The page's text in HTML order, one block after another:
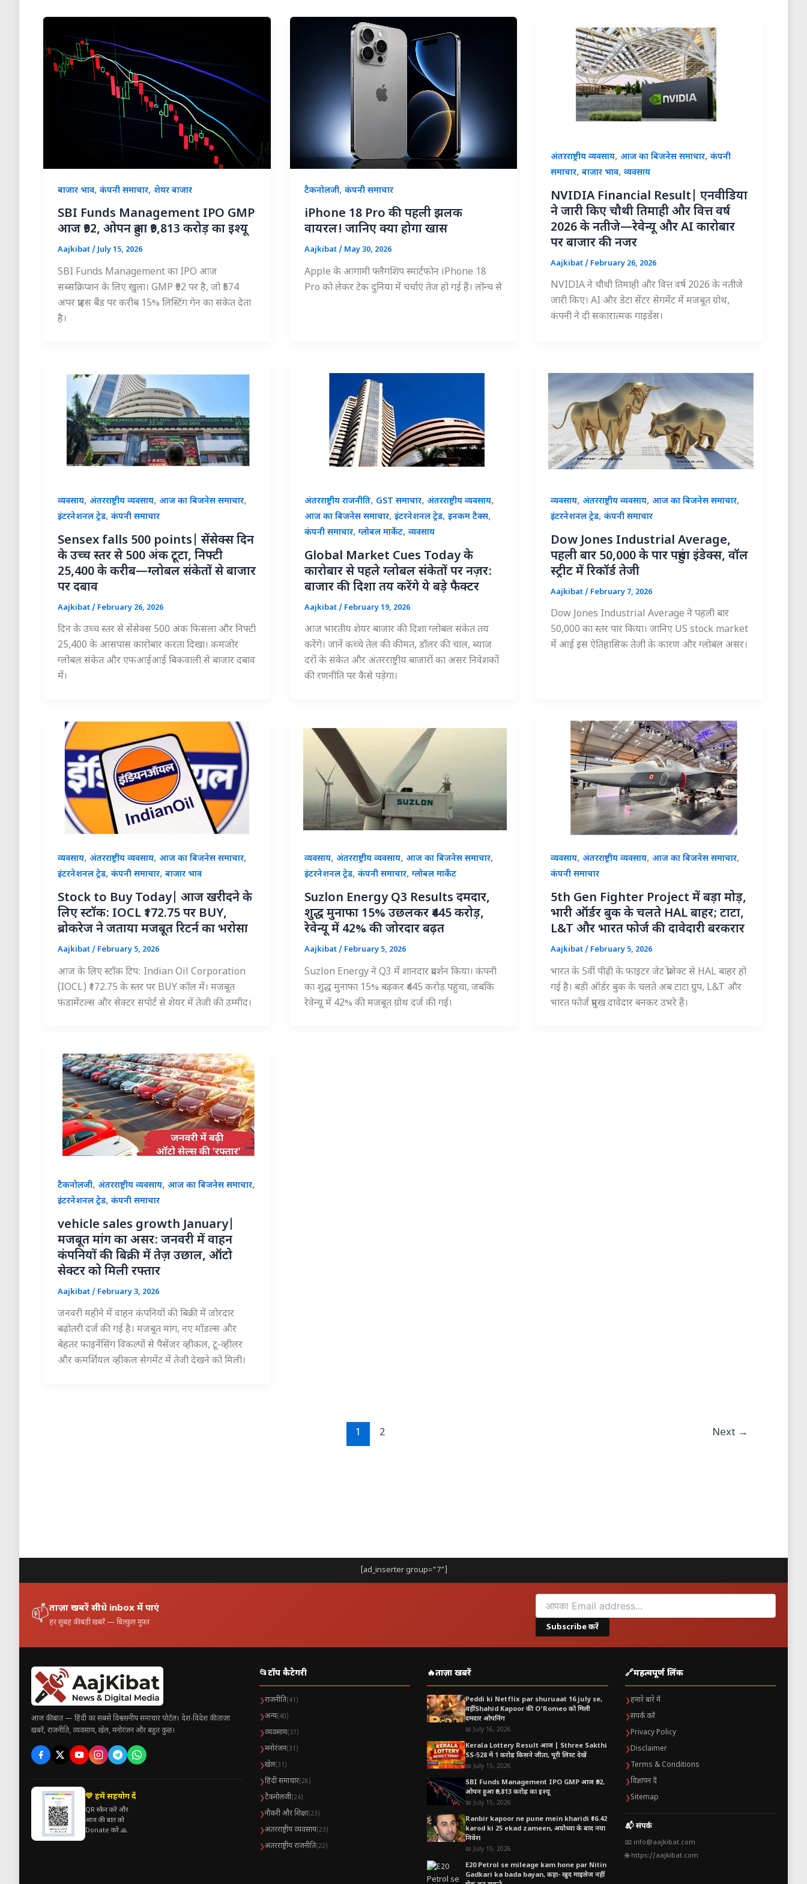
बाजार भाव, कंपनी समाचार, शेयर बाजार
SBI Funds Management IPO GMP
आज ₹92, ओपन हुआ ₹9,813 करोड़ का इश्यू
Aajkibat/July 15, 2026
SBI Funds Management का IPO आज
सब्सक्रिप्शन के लिए खुला। GMP ₹92 पर है, जो ₹574
अपर प्राइस बैंड पर करीब 15% लिस्टिंग गेन का संकेत देता
है।
टैकनोलजी, कंपनी समाचार
iPhone 18 Pro की पहली झलक
वायरल! जानिए क्या होगा खास
Aajkibat/ May 30, 2026
Apple के आगामी फ्लैगशिप स्मार्टफोन iPhone 18
Pro को लेकर टेक दुनिया में चर्चाएं तेज हो गई हैं। लॉन्च से
अंतरराष्ट्रीय व्यवसाय, आज का बिजनेस समाचार,कंपनी
समाचार,बाजार भाव,व्यवसाय
NVIDIA Financial Result| एनवीडिया
ने जारी किए चौथी तिमाही और वित्त वर्ष
2026 के नतीजे—रेवेन्यू और AI कारोबार
पर बाजार की नजर
Aajkibat/ February 26, 2026
NVIDIA ने चौथी तिमाही और वित्त वर्ष 2026 के नतीजे
जारी किए। AI और डेटा सेंटर सेगमेंट में मजबूत ग्रोथ,
कंपनी ने दी सकारात्मक गाइडेंस।
व्यवसाय, अंतरराष्ट्रीय व्यवसाय, आज का बिजनेस समाचार,
इंटरनेशनल ट्रेड, कंपनी समाचार
Sensex falls 500 points| सेंसेक्स दिन
के उच्च स्तर से 500 अंक टूटा, निफ्टी
25,400 के करीब—ग्लोबल संकेतों से बाजार
पर दबाव
Aajkibat/ February 26, 2026
दिन के उच्च स्तर से सेंसेक्स 500 अंक फिसला और निफ्टी
25,400 के आसपास कारोबार करता दिखा। कमजोर
ग्लोबल संकेत और एफआईआई बिकवाली से बाजार दबाव
में।
अंतरराष्ट्रीय राजनीति, GST समाचार, अंतरराष्ट्रीय व्यवसाय,
आज का बिजनेस समाचार, इंटरनेशनल ट्रेड, इनकम टैक्स,
कंपनी समाचार, ग्लोबल मार्केट, व्यवसाय
Global Market Cues Today के
कारोबार से पहले ग्लोबल संकेतों पर नज़र:
बाजार की दिशा तय करेंगे ये बड़े फैक्टर
Aajkibat/ February 19, 2026
आज भारतीय शेयर बाजार की दिशा ग्लोबल संकेत तय
करेंगे। जानें कच्चे तेल की कीमत, डॉलर की चाल, ब्याज
दरों के संकेत और अंतरराष्ट्रीय बाजारों का असर निवेशकों
की रणनीति पर कैसे पड़ेगा।
व्यवसाय, अंतरराष्ट्रीय व्यवसाय, आज का बिजनेस समाचार,
इंटरनेशनल ट्रेड,कंपनी समाचार
Dow Jones Industrial Average,
पहली बार 50,000 के पार पहुंचा इंडेक्स, वॉल
स्ट्रीट में रिकॉर्ड तेजी
Aajkibat/ February 7, 2026
Dow Jones Industrial Average ने पहली बार
50,000 का स्तर पार किया। जानिए US stock market
में आई इस ऐतिहासिक तेजी के कारण और ग्लोबल असर।
व्यवसाय, अंतरराष्ट्रीय व्यवसाय, आज का बिजनेस समाचार,
इंटरनेशनल ट्रेड, कंपनी समाचार, बाजार भाव
Stock to Buy Today| आज खरीदने के
लिए स्टॉक: IOCL ₹172.75 पर BUY,
ब्रोकरेज ने जताया मजबूत रिटर्न का भरोसा
Aajkibat/ February 5, 2026
आज के लिए स्टॉक टिप: Indian Oil Corporation
(IOCL) ₹172.75 के स्तर पर BUY कॉल में। मजबूत
फंडामेंटल्स और सेक्टर सपोर्ट से शेयर में तेजी की उम्मीद।
व्यवसाय, अंतरराष्ट्रीय व्यवसाय, आज का बिजनेस समाचार,
इंटरनेशनल ट्रेड, कंपनी समाचार, ग्लोबल मार्केट
Suzlon Energy Q3 Results दमदार,
शुद्ध मुनाफा 15% उछलकर ₹445 करोड़,
रेवेन्यू में 42% की जोरदार बढ़त
Aajkibat/ February 5, 2026
Suzlon Energy ने Q3 में शानदार प्रदर्शन किया। कंपनी
का शुद्ध मुनाफा 15% बढ़कर ₹445 करोड़ पहुंचा, जबकि
रेवेन्यू में 42% की मजबूत ग्रोथ दर्ज की गई।
व्यवसाय, अंतरराष्ट्रीय व्यवसाय, आज का बिजनेस समाचार,
कंपनी समाचार
5th Gen Fighter Project में बड़ा मोड़,
भारी ऑर्डर बुक के चलते HAL बाहर; टाटा,
L&T और भारत फोर्ज की दावेदारी बरकरार
Aajkibat/ February 5, 2026
भारत के 5वीं पीढ़ी के फाइटर जेट प्रोजेक्ट से HAL बाहर हो
गई है। बड़ी ऑर्डर बुक के चलते अब टाटा ग्रुप, L&T और
भारत फोर्ज प्रमुख दावेदार बनकर उभरे हैं।
टैकनोलजी, अंतरराष्ट्रीय व्यवसाय, आज का बिजनेस समाचार,
इंटरनेशनल ट्रेड, कंपनी समाचार
vehicle sales growth January|
मजबूत मांग का असर: जनवरी में वाहन
कंपनियों की बिक्री में तेज़ उछाल, ऑटो
सेक्टर को मिली रफ्तार
Aajkibat/ February 3, 2026
जनवरी महीने में वाहन कंपनियों की बिक्री में जोरदार
बढ़ोतरी दर्ज की गई है। मजबूत मांग, नए मॉडल्स और
बेहतर फाइनेंसिंग विकल्पों से पैसेंजर व्हीकल, टू-व्हीलर
और कमर्शियल व्हीकल सेगमेंट में तेजी देखने को मिली।
1 2 Next →
[ad_inserter group="7"]
📫ताज़ा खबरें सीधे inbox में पाएं
हर सुबह की बड़ी खबरें — बिल्कुल मुफ़्त Subscribe करें
आज की बात — हिंदी का सबसे विश्वसनीय समाचार पोर्टल। देश-विदेश की ताज़ा
खबरें, राजनीति, व्यवसाय, खेल, मनोरंजन और बहुत कुछ।
💛 हमें सहयोग दें
QR स्कैन करें और
आज की बात को
Donate करें 🙏
📂टॉप कैटेगरी
❯राजनीति(41)
❯अन्य(40)
❯व्यवसाय(37)
❯मनोरंजन(31)
❯खेल(31)
❯हिंदी समाचार(28)
❯टैकनोलजी(24)
❯नौकरी और शिक्षा(23)
❯अंतरराष्ट्रीय व्यवसाय(23)
❯अंतरराष्ट्रीय राजनीति(22)
🔥ताज़ा खबरें
Peddi ki Netflix par shuruaat 16 july se,
वहीं Shahid Kapoor की O’Romeo को मिली
दमदार ओपनिंग
📅 July 16, 2026
Kerala Lottery Result आज | Sthree Sakthi
SS-528 में 1 करोड़ किसने जीता, पूरी लिस्ट देखें
📅 July 15, 2026
SBI Funds Management IPO GMP आज ₹92,
ओपन हुआ ₹9,813 करोड़ का इश्यू
📅 July 15, 2026
Ranbir kapoor ne pune mein kharidi ₹16.42
karod ki 25 ekad zameen, अयोध्या के बाद नया
निवेश
📅 July 15, 2026
E20 Petrol se mileage kam hone par Nitin
Gadkari ka bada bayan, कहा- खुद माइलेज नहीं
🔗महत्वपूर्ण लिंक
❯हमारे बारे में
❯संपर्क करें
❯Privacy Policy
❯Disclaimer
❯Terms & Conditions
❯विज्ञापन दें
❯Sitemap
📬 संपर्क
📧 info@aajkibat.com
🌐 https://aajkibat.com